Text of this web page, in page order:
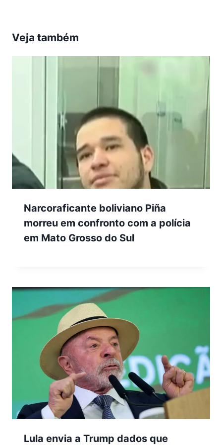
Veja também
Narcoraficante boliviano Piña
morreu em confronto com a polícia
em Mato Grosso do Sul
Lula envia a Trump dados que